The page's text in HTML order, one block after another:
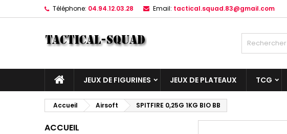
Téléphone: 04.94.12.03.28 Email: tactical.squad.83@gmail.com
JEUX DE FIGURINES JEUX DE PLATEAUX TCG
Accueil Airsoft SPITFIRE 0,25G 1KG BIO BB
ACCUEIL